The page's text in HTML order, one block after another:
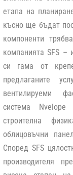
етапа на
късно ще бъдат
компоненти
компанията SFS –
си гама от
предлаганите
вентилируеми
система
строителна
облицовъчни
Според SFS
производителя